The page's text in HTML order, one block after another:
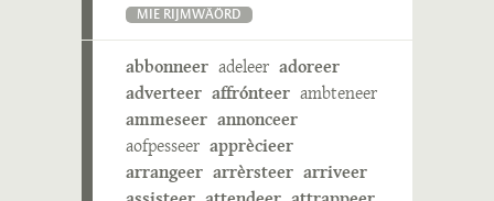
MIE RIJMWÄÖRD
abbonneer adeleer adoreer
adverteer affrónteer ambteneer
ammeseer annonceer
aofpesseer apprècieer
arrangeer arrèrsteer arriveer